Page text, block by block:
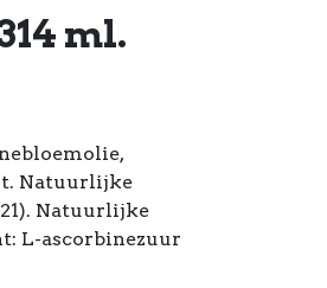
ml.
Natuurlijke
Natuurlijke
L-ascorbinezuur